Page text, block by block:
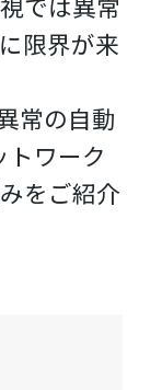
限界が来
常の自動
トワーク
をご紹介